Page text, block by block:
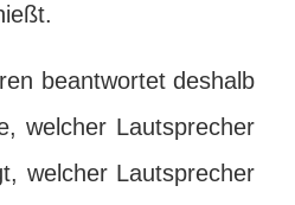
beantwortet deshalb
welcher Lautsprecher
welcher Lautsprecher